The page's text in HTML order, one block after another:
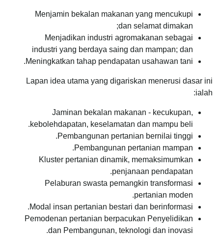
Menjamin bekalan makanan yang mencukupi
dan selamat dimakan;
Menjadikan industri agromakanan sebagai
industri yang berdaya saing dan mampan; dan
Meningkatkan tahap pendapatan usahawan tani.
Lapan idea utama yang digariskan menerusi dasar ini
ialah:
Jaminan bekalan makanan - kecukupan,
kebolehdapatan, keselamatan dan mampu beli.
Pembangunan pertanian bernilai tinggi.
Pembangunan pertanian mampan.
Kluster pertanian dinamik, memaksimumkan
penjanaan pendapatan.
Pelaburan swasta pemangkin transformasi
pertanian moden.
Modal insan pertanian bestari dan berinformasi.
Pemodenan pertanian berpacukan Penyelidikan
dan Pembangunan, teknologi dan inovasi.